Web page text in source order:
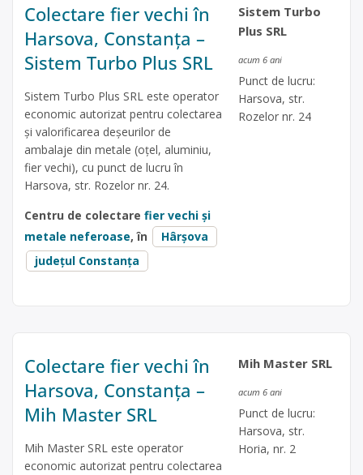
Colectare fier vechi în
Harsova, Constanța –
Sistem Turbo Plus SRL
Sistem Turbo Plus SRL este operator
economic autorizat pentru colectarea
și valorificarea deșeurilor de
ambalaje din metale (oțel, aluminiu,
fier vechi), cu punct de lucru în
Harsova, str. Rozelor nr. 24.
Centru de colectare fier vechi și
metale neferoase, în
Hârșova
județul Constanța
Sistem Turbo
Plus SRL
acum 6 ani
Punct de lucru:
Harsova, str.
Rozelor nr. 24
Colectare fier vechi în
Harsova, Constanța –
Mih Master SRL
Mih Master SRL este operator
economic autorizat pentru colectarea
Mih Master SRL
acum 6 ani
Punct de lucru:
Harsova, str.
Horia, nr. 2